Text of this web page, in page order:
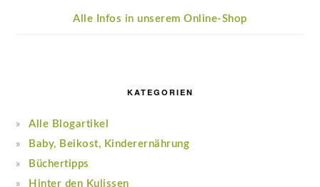
Alle Infos in unserem Online-Shop
KATEGORIEN
Alle Blogartikel
Baby, Beikost, Kinderernährung
Büchertipps
Hinter den Kulissen